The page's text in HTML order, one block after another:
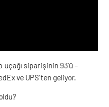
siparişinin 93’ü –
ve UPS’ten geliyor.